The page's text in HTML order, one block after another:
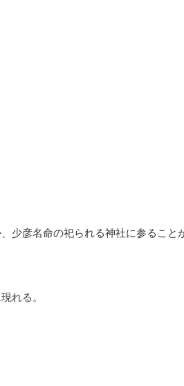
少彦名命の祀られる神社に参ること
れる。